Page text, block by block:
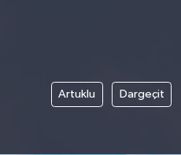
Artuklu Dargeçit